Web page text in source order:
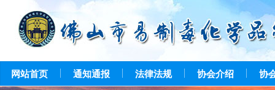
网站首页 通知通报 法律法规 协会介绍 协